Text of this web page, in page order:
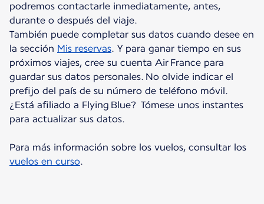
podremos contactarle inmediatamente, antes,
durante o después del viaje.
También puede completar sus datos cuando desee en
la sección Mis reservas. Y para ganar tiempo en sus
próximos viajes, cree su cuenta Air France para
guardar sus datos personales. No olvide indicar el
prefijo del país de su número de teléfono móvil.
¿Está afiliado a Flying Blue? Tómese unos instantes
para actualizar sus datos.
Para más información sobre los vuelos, consultar los
vuelos en curso.